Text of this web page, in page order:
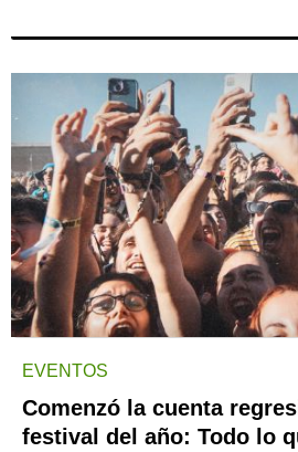
EVENTOS
Comenzó la cuenta
festival del año: Todo lo